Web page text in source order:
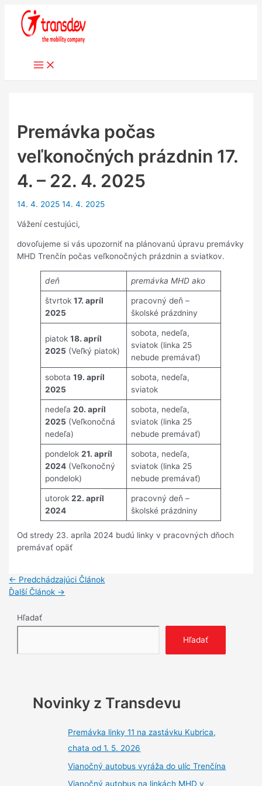
Preskočiť
obsah
Main
Menu
Premávka počas
veľkonočných prázdnin 17.
4. – 22. 4. 2025
14. 4. 2025 14. 4. 2025
Vážení cestujúci,
dovoľujeme si vás upozorniť na plánovanú úpravu premávky
MHD Trenčín počas veľkonočných prázdnin a sviatkov.
deň premávka MHD ako
štvrtok 17. apríl
2025
pracovný deň –
školské prázdniny
piatok 18. apríl
2025 (Veľký piatok)
sobota, nedeľa,
sviatok (linka 25
nebude premávať)
sobota 19. apríl
2025
sobota, nedeľa,
sviatok
nedeľa 20. apríl
2025 (Veľkonočná
nedeľa)
sobota, nedeľa,
sviatok (linka 25
nebude premávať)
pondelok 21. apríl
2024(Veľkonočný
pondelok)
sobota, nedeľa,
sviatok (linka 25
nebude premávať)
utorok 22. apríl
2024
pracovný deň –
školské prázdniny
Od stredy 23. apríla 2024 budú linky v pracovných dňoch
premávať opäť
Navigácia
v
← Predchádzajúci Článok
Ďalší Článok →
Hľadať
Hľadať
Novinky z Transdevu
Premávka linky 11 na zastávku Kubrica,
chata od 1. 5. 2026
Vianočný autobus vyráža do ulíc Trenčína
Vianočný autobus na linkách MHD v